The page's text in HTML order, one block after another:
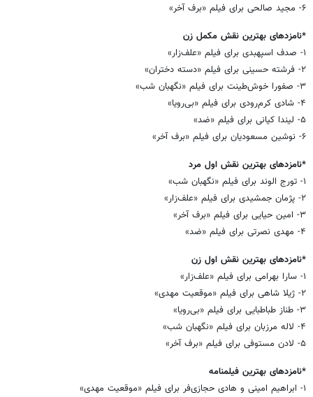
۶- مجید صالحی برای فیلم «برف آخر»
*نامزدهای بهترین نقش مکمل زن
۱- صدف اسپهبدی برای فیلم «علف‌زار»
۲- فرشته حسینی برای فیلم «دسته دختران»
۳- صفورا خوش‌طینت برای فیلم «نگهبان شب»
۴- شادی کرم‌رودی برای فیلم «بی‌رویا»
۵- لیندا کیانی برای فیلم «ضد»
۶- نوشین مسعودیان برای فیلم «برف آخر»
*نامزدهای بهترین نقش اول مرد
۱- تورج الوند برای فیلم «نگهبان شب»
۲- پژمان جمشیدی برای فیلم «علف‌زار»
۳- امین حیایی برای فیلم «برف آخر»
۴- مهدی نصرتی برای فیلم «ضد»
*نامزدهای بهترین نقش اول زن
۱- سارا بهرامی برای فیلم «علف‌زار»
۲- ژیلا شاهی برای فیلم «موقعیت مهدی»
۳- طناز طباطبایی برای فیلم «بی‌رویا»
۴- لاله مرزبان برای فیلم «نگهبان شب»
۵- لادن مستوفی برای فیلم «برف آخر»
*نامزدهای بهترین فیلمنامه
۱- ابراهیم امینی و هادی حجازی‌فر برای فیلم «موقعیت مهدی»